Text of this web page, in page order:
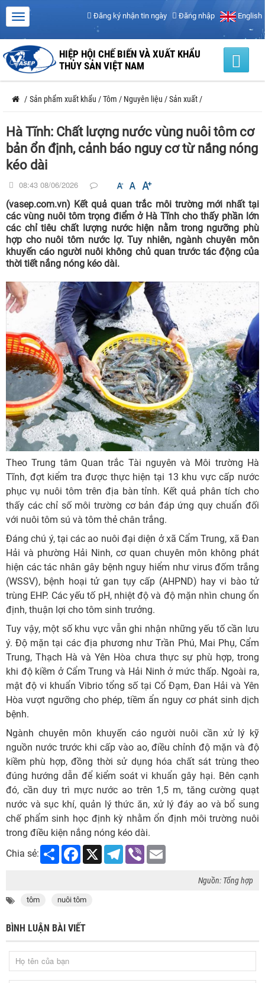
Đăng ký nhận tin ngày Đăng nhập English
HIỆP HỘI CHẾ BIẾN VÀ XUẤT KHẨU
THỦY SẢN VIỆT NAM
/ Sản phẩm xuất khẩu /Tôm / Nguyên liệu /Sản xuất /
Hà Tĩnh: Chất lượng nước vùng nuôi tôm cơ
bản ổn định, cảnh báo nguy cơ từ nắng nóng
kéo dài
08:43 08/06/2026
(vasep.com.vn) Kết quả quan trắc môi trường mới nhất tại
các vùng nuôi tôm trọng điểm ở Hà Tĩnh cho thấy phần lớn
các chỉ tiêu chất lượng nước hiện nằm trong ngưỡng phù
hợp cho nuôi tôm nước lợ. Tuy nhiên, ngành chuyên môn
khuyến cáo người nuôi không chủ quan trước tác động của
thời tiết nắng nóng kéo dài.
Theo Trung tâm Quan trắc Tài nguyên và Môi trường Hà
Tĩnh, đợt kiểm tra được thực hiện tại 13 khu vực cấp nước
phục vụ nuôi tôm trên địa bàn tỉnh. Kết quả phân tích cho
thấy các chỉ số môi trường cơ bản đáp ứng quy chuẩn đối
với nuôi tôm sú và tôm thẻ chân trắng.
Đáng chú ý, tại các ao nuôi đại diện ở xã Cẩm Trung, xã Đan
Hải và phường Hải Ninh, cơ quan chuyên môn không phát
hiện các tác nhân gây bệnh nguy hiểm như virus đốm trắng
(WSSV), bệnh hoại tử gan tụy cấp (AHPND) hay vi bào tử
trùng EHP. Các yếu tố pH, nhiệt độ và độ mặn nhìn chung ổn
định, thuận lợi cho tôm sinh trưởng.
Tuy vậy, một số khu vực vẫn ghi nhận những yếu tố cần lưu
ý. Độ mặn tại các địa phương như Trần Phú, Mai Phụ, Cẩm
Trung, Thạch Hà và Yên Hòa chưa thực sự phù hợp, trong
khi độ kiềm ở Cẩm Trung và Hải Ninh ở mức thấp. Ngoài ra,
mật độ vi khuẩn Vibrio tổng số tại Cổ Đạm, Đan Hải và Yên
Hòa vượt ngưỡng cho phép, tiềm ẩn nguy cơ phát sinh dịch
bệnh.
Ngành chuyên môn khuyến cáo người nuôi cần xử lý kỹ
nguồn nước trước khi cấp vào ao, điều chỉnh độ mặn và độ
kiềm phù hợp, đồng thời sử dụng hóa chất sát trùng theo
đúng hướng dẫn để kiểm soát vi khuẩn gây hại. Bên cạnh
đó, cần duy trì mực nước ao trên 1,5 m, tăng cường quạt
nước và sục khí, quản lý thức ăn, xử lý đáy ao và bổ sung
chế phẩm sinh học định kỳ nhằm ổn định môi trường nuôi
trong điều kiện nắng nóng kéo dài.
Chia sẻ:
Share Facebook
X Telegram
Viber
Nguồn: Tổng hợp
tôm nuôi tôm
BÌNH LUẬN BÀI VIẾT